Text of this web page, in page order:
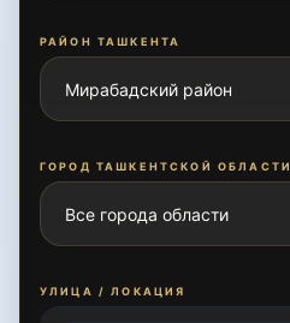
РАЙОН ТАШКЕНТА
ГОРОД ТАШКЕНТСКОЙ ОБЛАСТИ
УЛИЦА / ЛОКАЦИЯ